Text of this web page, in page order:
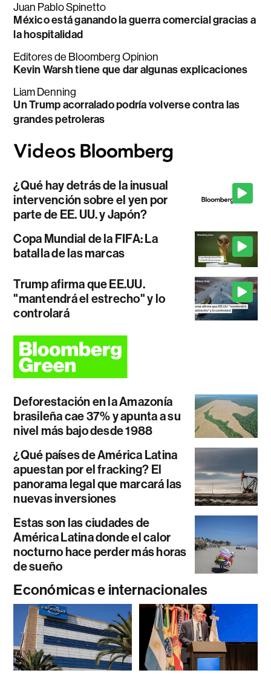
Juan Pablo Spinetto
México está ganando la guerra comercial gracias a
la hospitalidad
Editores de Bloomberg Opinion
Kevin Warsh tiene que dar algunas explicaciones
Liam Denning
Un Trump acorralado podría volverse contra las
grandes petroleras
¿Qué hay detrás de la inusual
intervención sobre el yen por
parte de EE. UU. y Japón?
Copa Mundial de la FIFA: La
batalla de las marcas
Trump afirma que EE.UU.
"mantendrá el estrecho" y lo
controlará
Deforestación en la Amazonía
brasileña cae 37% y apunta a su
nivel más bajo desde 1988
¿Qué países de América Latina
apuestan por el fracking? El
panorama legal que marcará las
nuevas inversiones
Estas son las ciudades de
América Latina donde el calor
nocturno hace perder más horas
de sueño
Económicas e internacionales